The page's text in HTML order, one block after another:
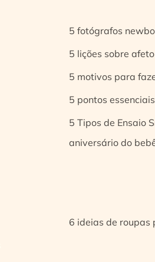
5 fotógrafos
5 lições sobre
5 motivos para
5 pontos
5 Tipos de Ensaio
aniversário do
6 ideias de roupas